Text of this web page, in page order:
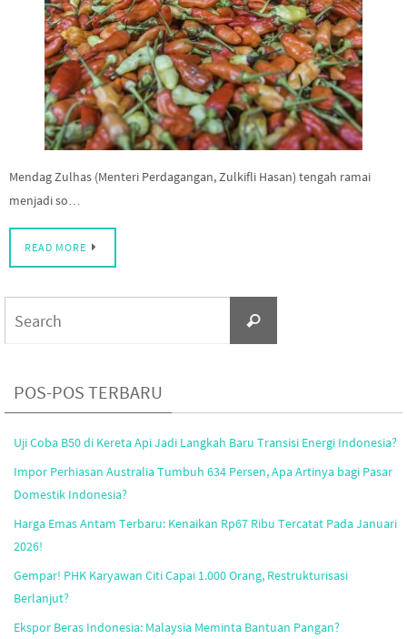
Mendag Zulhas (Menteri Perdagangan, Zulkifli Hasan) tengah ramai
menjadi so…
READ MORE
Search
POS-POS TERBARU
Uji Coba B50 di Kereta Api Jadi Langkah Baru Transisi Energi Indonesia?
Impor Perhiasan Australia Tumbuh 634 Persen, Apa Artinya bagi Pasar
Domestik Indonesia?
Harga Emas Antam Terbaru: Kenaikan Rp67 Ribu Tercatat Pada Januari
2026!
Gempar! PHK Karyawan Citi Capai 1.000 Orang, Restrukturisasi
Berlanjut?
Ekspor Beras Indonesia: Malaysia Meminta Bantuan Pangan?